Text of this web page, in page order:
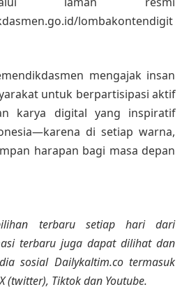
lombakontendigit
mengajak insan
untuk berpartisipasi aktif
karya digital yang inspiratif
di setiap warna,
harapan bagi masa depan
terbaru setiap hari dari
terbaru juga dapat dilihat dan
sosial Dailykaltim.co termasuk
(twitter), Tiktok dan Youtube.